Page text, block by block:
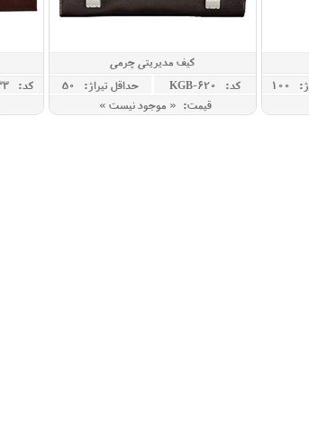
کیف مدیریتی چرمی
کد: KGB-620
حداقل تيراژ: 50
قیمت: « موجود نیست »
کد: AKP-AM33